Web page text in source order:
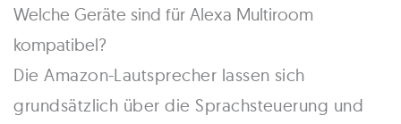
Welche Geräte sind für Alexa Multiroom
kompatibel?
Die Amazon-Lautsprecher lassen sich
grundsätzlich über die Sprachsteuerung und